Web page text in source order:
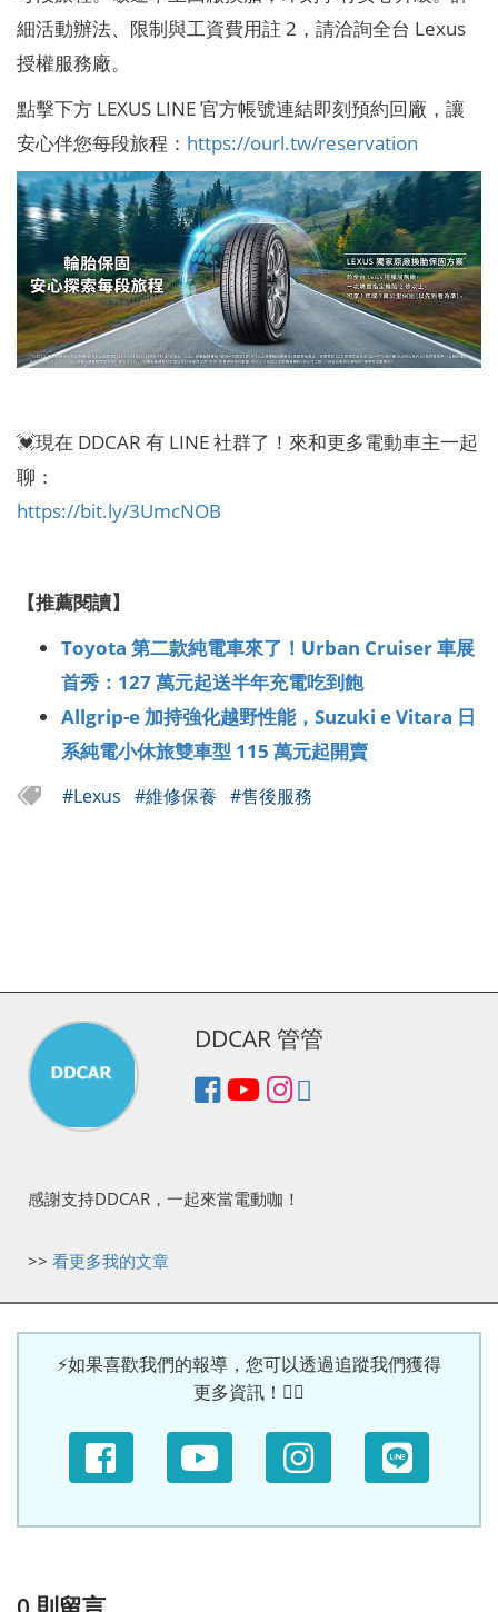
細活動辦法、限制與工資費用註 2，請洽詢全台 Lexus
授權服務廠。
點擊下方 LEXUS LINE 官方帳號連結即刻預約回廠，讓
安心伴您每段旅程： https://ourl.tw/reservation
💓現在 DDCAR 有 LINE 社群了！來和更多電動車主一起
聊：
https://bit.ly/3UmcNOB
【推薦閱讀】
Toyota 第二款純電車來了！Urban Cruiser 車展
首秀：127 萬元起送半年充電吃到飽
Allgrip-e 加持強化越野性能，Suzuki e Vitara 日
系純電小休旅雙車型 115 萬元起開賣
#Lexus #維修保養 #售後服務
DDCAR 管管
感謝支持DDCAR，一起來當電動咖！
>> 看更多我的文章
⚡如果喜歡我們的報導，您可以透過追蹤我們獲得
更多資訊！🙆‍♀